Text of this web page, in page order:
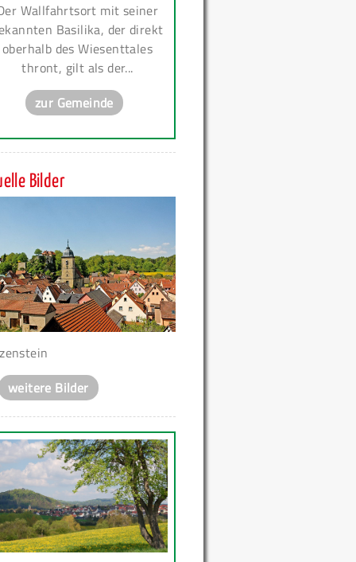
Wallfahrtsort mit seiner
Basilika, der direkt
oberhalb des Wiesenttales
thront, gilt als der...
zur Gemeinde
Bilder
weitere Bilder